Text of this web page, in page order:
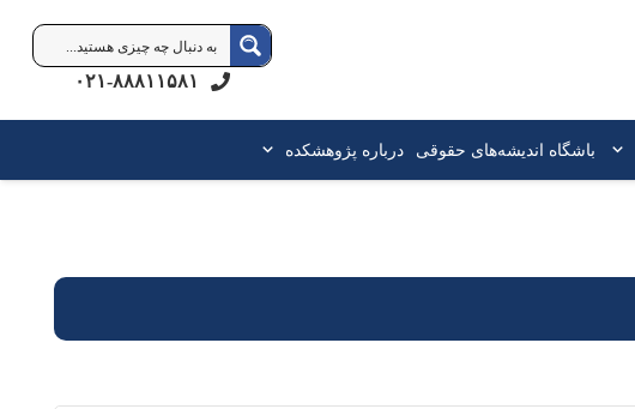
باشگاه اندیشه‌های حقوقی درباره پژوهشکده